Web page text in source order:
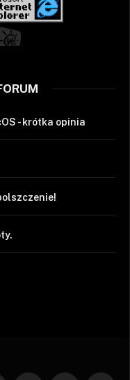
- krótka opinia